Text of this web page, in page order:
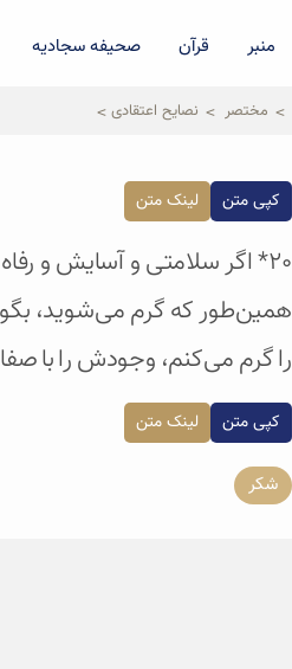
منبر قرآن صحیفه سجادیه
مختصر نصایح اعتقادی
کپی متن لینک متن
20* اگر سلامتی و آسایش و
همین‌طور که گرم می‌شوید،
را گرم می‌کنم، وجودش را با
کپی متن لینک متن
شکر